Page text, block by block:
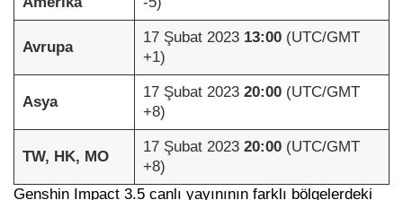
Avrupa
17 Şubat 2023 13:00(UTC/GMT
+1)
Asya
17 Şubat 2023 20:00(UTC/GMT
+8)
TW, HK, MO
17 Şubat 2023 20:00(UTC/GMT
+8)
Genshin Impact 3.5 canlı yayınının farklı bölgelerdeki